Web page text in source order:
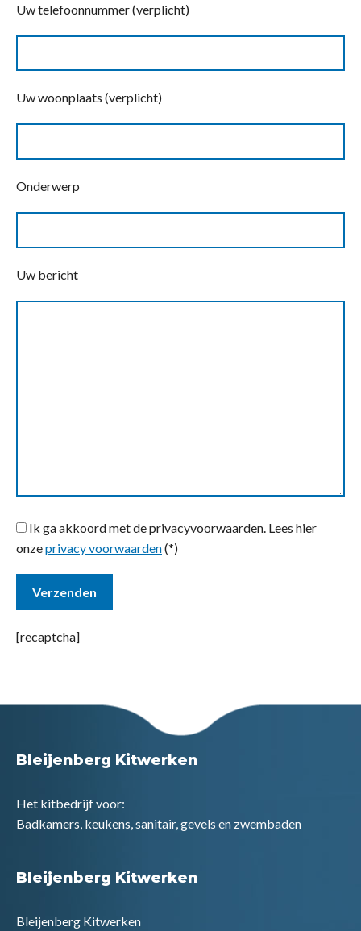
Uw telefoonnummer (verplicht)
Uw woonplaats (verplicht)
Onderwerp
Uw bericht
Ik ga akkoord met de privacyvoorwaarden. Lees hier
onzeprivacy voorwaarden(*)
[recaptcha]
Bleijenberg Kitwerken
Het kitbedrijf voor:
Badkamers, keukens, sanitair, gevels en zwembaden
Bleijenberg Kitwerken
Bleijenberg Kitwerken